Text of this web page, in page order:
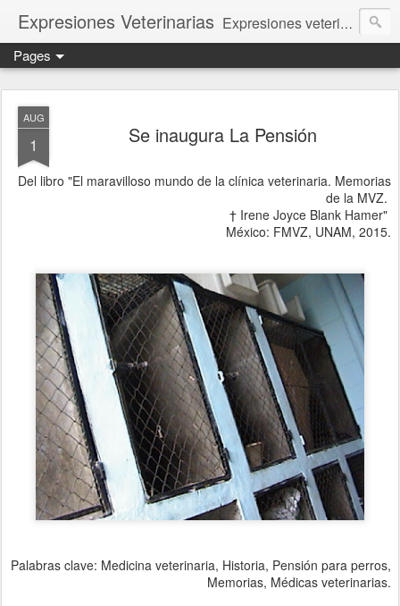
Expresiones Veterinarias Expresiones veterinarias es una publicación en linea de la biblioteca de la Facultad de Veterinaria y Zootecnia de la UNAM
Pages
AUG
1 Se inaugura La Pensión
Del libro "El maravilloso mundo de la clínica veterinaria. Memorias
de la MVZ.
† Irene Joyce Blank Hamer"
México: FMVZ, UNAM, 2015.
Palabras clave: Medicina veterinaria, Historia, Pensión para perros,
Memorias, Médicas veterinarias.